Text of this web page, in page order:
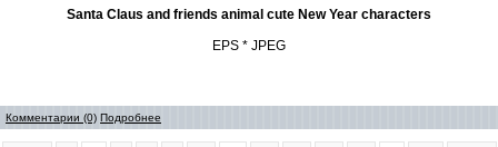
Santa Claus and friends animal cute New Year characters
EPS * JPEG
Комментарии (0) Подробнее